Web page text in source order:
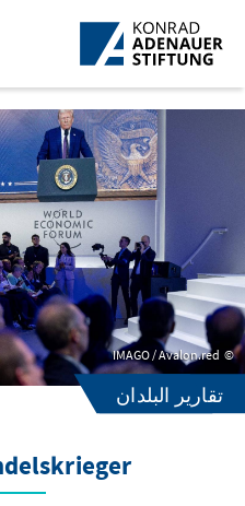
تخطي إلى المحتوى الرئيسي
تقارير البلدان